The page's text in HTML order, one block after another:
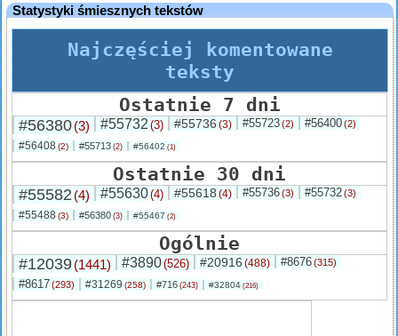
Statystyki śmiesznych tekstów
Najczęściej komentowane
teksty
Ostatnie 7 dni
#56380(3) #55732 (3) #55736 (3) #55723(2) #56400(2)
#56408 (2) #55713 (2) #56402 (1)
Ostatnie 30 dni
#55582 (4) #55630(4) #55618 (4) #55736(3) #55732(3)
#55488 (3) #56380 (3) #55467 (2)
Ogólnie
#12039(1441) #3890(526) #20916 (488) #8676(315)
#8617(293) #31269 (258) #716 (243) #32804 (216)